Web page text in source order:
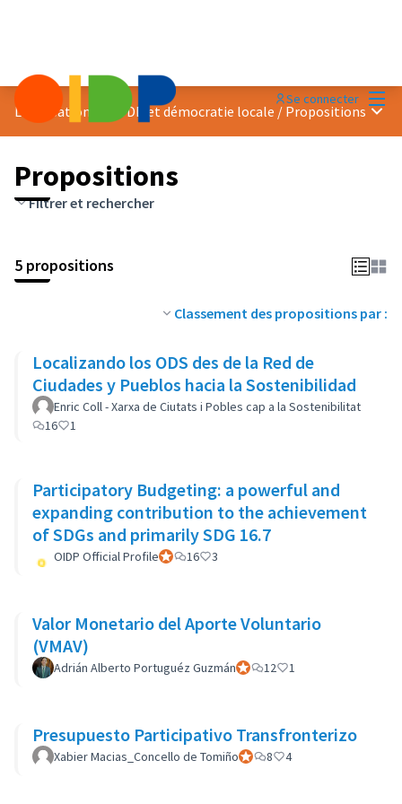
Se connecter
Localisation des ODD et démocratie locale / Propositions
Propositions
Filtrer et rechercher
5 propositions
Classement des propositions par :
Localizando los ODS des de la Red de
Ciudades y Pueblos hacia la Sostenibilidad
Enric Coll - Xarxa de Ciutats i Pobles cap a la Sostenibilitat
16
1
Participatory Budgeting: a powerful and
expanding contribution to the achievement
of SDGs and primarily SDG 16.7
OIDP Official ProfileParticipant officiel
16 3
Valor Monetario del Aporte Voluntario
(VMAV)
Adrián Alberto Portuguéz GuzmánParticipant officiel
12 1
Presupuesto Participativo Transfronterizo
Xabier Macias_Concello de TomiñoParticipant officiel
8 4